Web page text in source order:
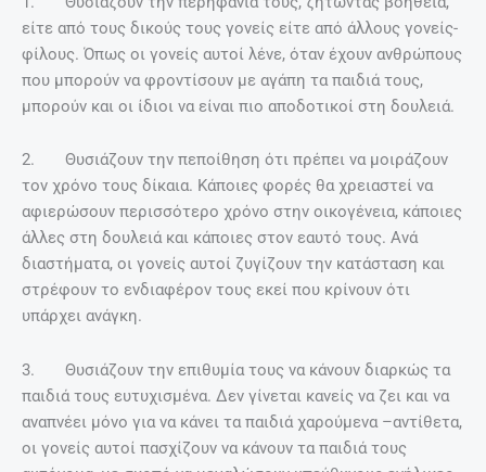
είτε από τους δικούς τους γονείς είτε από άλλους γονείς-
φίλους. Όπως οι γονείς αυτοί λένε, όταν έχουν ανθρώπους
που μπορούν να φροντίσουν με αγάπη τα παιδιά τους,
μπορούν και οι ίδιοι να είναι πιο αποδοτικοί στη δουλειά.
2. Θυσιάζουν την πεποίθηση ότι πρέπει να μοιράζουν
τον χρόνο τους δίκαια. Κάποιες φορές θα χρειαστεί να
αφιερώσουν περισσότερο χρόνο στην οικογένεια, κάποιες
άλλες στη δουλειά και κάποιες στον εαυτό τους. Ανά
διαστήματα, οι γονείς αυτοί ζυγίζουν την κατάσταση και
στρέφουν το ενδιαφέρον τους εκεί που κρίνουν ότι
υπάρχει ανάγκη.
3. Θυσιάζουν την επιθυμία τους να κάνουν διαρκώς τα
παιδιά τους ευτυχισμένα. Δεν γίνεται κανείς να ζει και να
αναπνέει μόνο για να κάνει τα παιδιά χαρούμενα –αντίθετα,
οι γονείς αυτοί πασχίζουν να κάνουν τα παιδιά τους